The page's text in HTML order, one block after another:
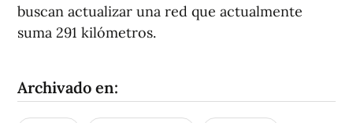
buscan actualizar una red que actualmente
suma 291 kilómetros.
Archivado en: